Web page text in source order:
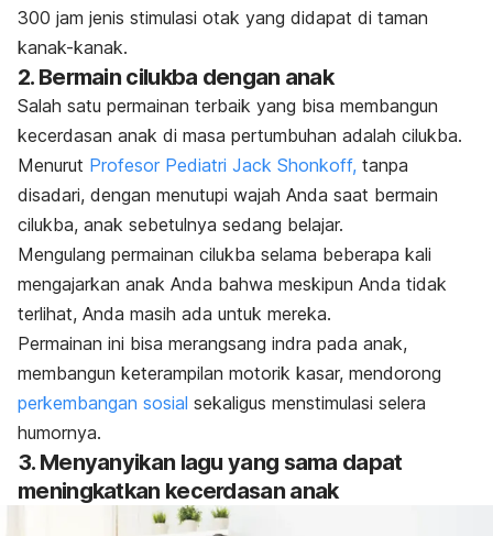
300 jam jenis stimulasi otak yang didapat di taman
kanak-kanak.
2. Bermain cilukba dengan anak
Salah satu permainan terbaik yang bisa membangun
kecerdasan anak di masa pertumbuhan adalah cilukba.
Menurut Profesor Pediatri Jack Shonkoff, tanpa
disadari, dengan menutupi wajah Anda saat bermain
cilukba, anak sebetulnya sedang belajar.
Mengulang permainan cilukba selama beberapa kali
mengajarkan anak Anda bahwa meskipun Anda tidak
terlihat, Anda masih ada untuk mereka.
Permainan ini bisa merangsang indra pada anak,
membangun keterampilan motorik kasar, mendorong
perkembangan sosial sekaligus menstimulasi selera
humornya.
3. Menyanyikan lagu yang sama dapat
meningkatkan kecerdasan anak